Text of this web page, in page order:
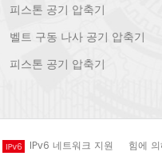
2002 년, 우리는 독일에
끝 제조자와 협력했습니다 GHH-
산 업데이트, 품질 및 글로벌 판매는
기계 조립, 시험용 기계 ' 성능. 3 、
피스톤 공기 압축기
벨트 구동 나사 공기 압축기
피스톤 공기 압축기
IPv6 네트워크 지원 힘에